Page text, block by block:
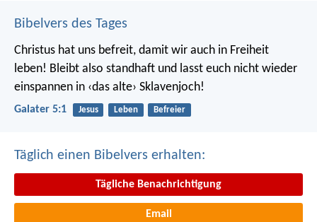
Bibelvers des Tages
Christus hat uns befreit, damit wir auch in Freiheit
leben! Bleibt also standhaft und lasst euch nicht wieder
einspannen in ‹das alte› Sklavenjoch!
Galater 5:1 Jesus Leben Befreier
Täglich einen Bibelvers erhalten:
Tägliche Benachrichtigung
Email